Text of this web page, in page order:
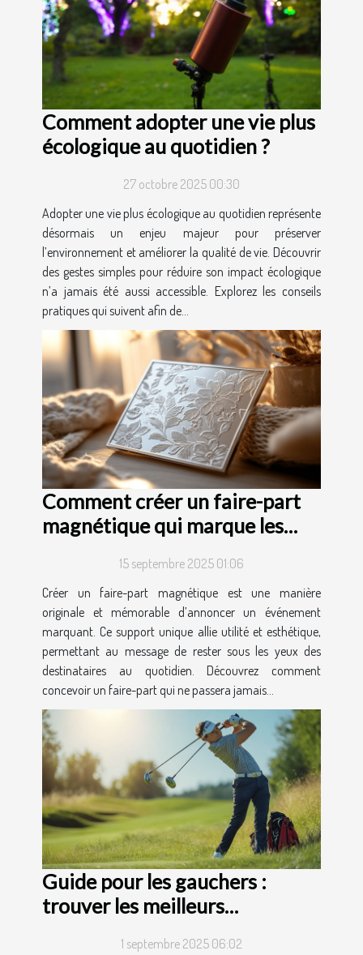
Comment adopter une vie plus
écologique au quotidien ?
27 octobre 2025 00:30
Adopter une vie plus écologique au quotidien représente
désormais un enjeu majeur pour préserver
l’environnement et améliorer la qualité de vie. Découvrir
des gestes simples pour réduire son impact écologique
n’a jamais été aussi accessible. Explorez les conseils
pratiques qui suivent afin de...
Comment créer un faire-part
magnétique qui marque les
15 septembre 2025 01:06
Créer un faire-part magnétique est une manière
originale et mémorable d’annoncer un événement
marquant. Ce support unique allie utilité et esthétique,
permettant au message de rester sous les yeux des
destinataires au quotidien. Découvrez comment
concevoir un faire-part qui ne passera jamais...
Guide pour les gauchers :
trouver les meilleurs
1 septembre 2025 06:02